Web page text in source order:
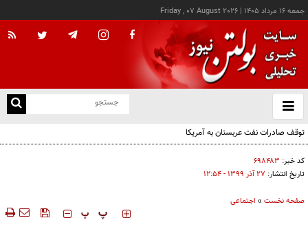
جمعه ۱۶ مرداد ۱۴۰۵ |
Friday , 07 August 2026
باز
و
توقف صادرات نفت عربستان به آمریکا
کد خبر: ۶۹۸۴۸۳
تاریخ انتشار: ۲۷ آذر ۱۳۹۹ - ۱۲:۵۴
صفحه نخست » اجتماعی
‍‍‍ پ پ